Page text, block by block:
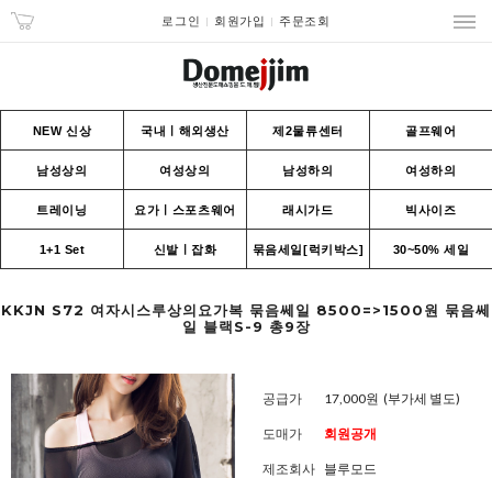
로그인 회원가입 주문조회
NEW 신상 국내ㅣ해외생산 제2물류센터 골프웨어
남성상의 여성상의 남성하의 여성하의
트레이닝 요가ㅣ스포츠웨어 래시가드 빅사이즈
1+1 Set 신발ㅣ잡화 묶음세일[럭키박스] 30~50% 세일
KKJN S72 여자시스루상의요가복 묶음쎄일 8500=>1500원 묶음쎄
일 블랙S-9 총9장
공급가 17,000원 (부가세 별도)
도매가 회원공개
제조회사 블루모드